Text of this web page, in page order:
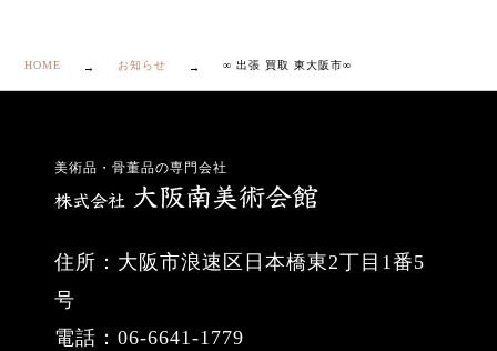
HOME お知らせ ∞ 出張 買取 東大阪市∞
美術品・骨董品の専門会社
住所：大阪市浪速区日本橋東2丁目1番5
号
電話：06-6641-1779